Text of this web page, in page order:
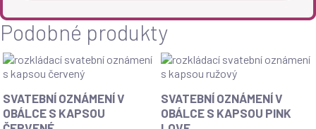
Podobné produkty
Svatební
oznámení
v
SVATEBNÍ OZNÁMENÍ V
OBÁLCE S KAPSOU
Svatební
oznámení
v
SVATEBNÍ OZNÁMENÍ V
OBÁLCE S KAPSOU PINK